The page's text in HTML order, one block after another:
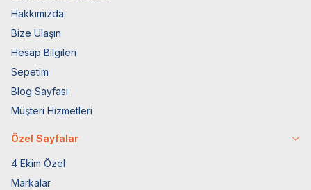
Hakkımızda
Bize Ulaşın
Hesap Bilgileri
Sepetim
Blog Sayfası
Müşteri Hizmetleri
Özel Sayfalar
4 Ekim Özel
Markalar